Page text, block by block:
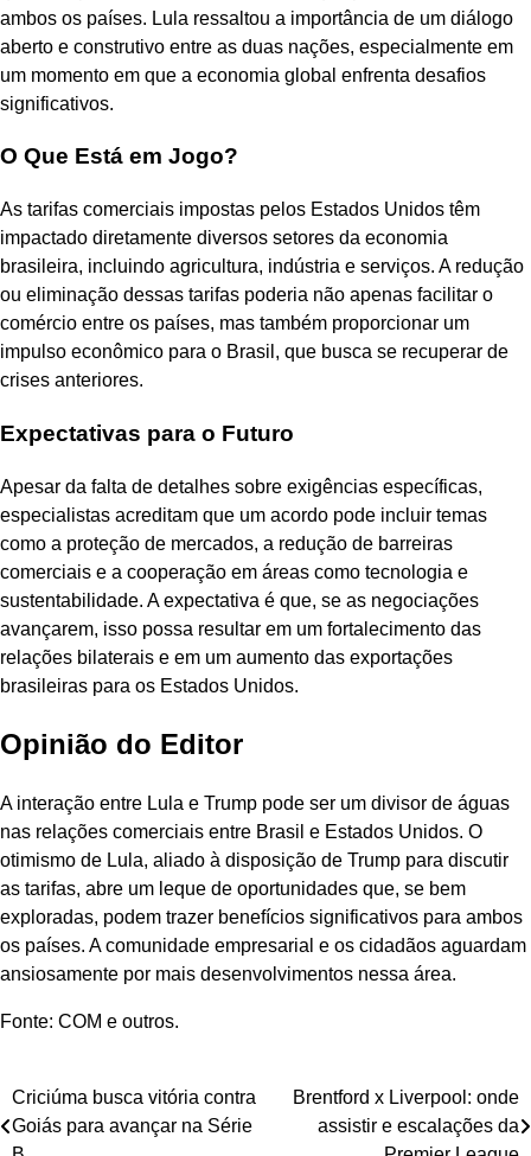
ambos os países. Lula ressaltou a importância de um diálogo
aberto e construtivo entre as duas nações, especialmente em
um momento em que a economia global enfrenta desafios
significativos.
O Que Está em Jogo?
As tarifas comerciais impostas pelos Estados Unidos têm
impactado diretamente diversos setores da economia
brasileira, incluindo agricultura, indústria e serviços. A redução
ou eliminação dessas tarifas poderia não apenas facilitar o
comércio entre os países, mas também proporcionar um
impulso econômico para o Brasil, que busca se recuperar de
crises anteriores.
Expectativas para o Futuro
Apesar da falta de detalhes sobre exigências específicas,
especialistas acreditam que um acordo pode incluir temas
como a proteção de mercados, a redução de barreiras
comerciais e a cooperação em áreas como tecnologia e
sustentabilidade. A expectativa é que, se as negociações
avançarem, isso possa resultar em um fortalecimento das
relações bilaterais e em um aumento das exportações
brasileiras para os Estados Unidos.
Opinião do Editor
A interação entre Lula e Trump pode ser um divisor de águas
nas relações comerciais entre Brasil e Estados Unidos. O
otimismo de Lula, aliado à disposição de Trump para discutir
as tarifas, abre um leque de oportunidades que, se bem
exploradas, podem trazer benefícios significativos para ambos
os países. A comunidade empresarial e os cidadãos aguardam
ansiosamente por mais desenvolvimentos nessa área.
Fonte: COM e outros.
Navegação
de
Criciúma busca vitória contra
Goiás para avançar na Série
Brentford x Liverpool: onde
assistir e escalações da